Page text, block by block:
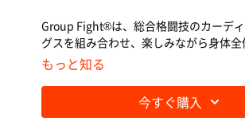
Group Fight®は、総合格闘技のカーデ
グスを組み合わせ、楽しみながら身体
素晴らしいカーディオ体験を提供するプ
す。
もっと知る
今すぐ購入